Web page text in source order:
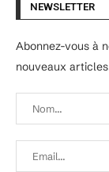
NEWSLETTER
Abonnez-vous à
nouveaux